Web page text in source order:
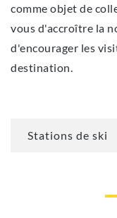
comme objet de
vous d'accroître la
d'encourager les
destination.
Stations de ski